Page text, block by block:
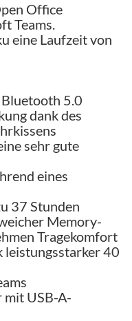
Office
Teams.
eine Laufzeit von
5.0
dank des
sehr gute
eines
37 Stunden
Memory-
Tragekomfort
leistungsstarker 40
USB-A-